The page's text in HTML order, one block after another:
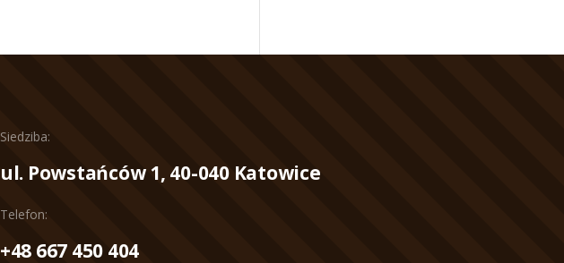
Siedziba:
ul. Powstańców 1, 40-040 Katowice
Telefon:
+48 667 450 404